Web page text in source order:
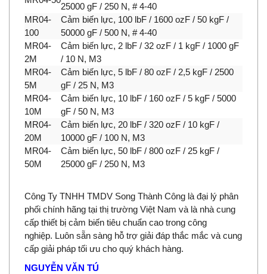
25000 gF / 250 N, # 4-40
MR04-
100
Cảm biến lực, 100 lbF / 1600 ozF / 50 kgF /
50000 gF / 500 N, # 4-40
MR04-
2M
Cảm biến lực, 2 lbF / 32 ozF / 1 kgF / 1000 gF
/ 10 N, M3
MR04-
5M
Cảm biến lực, 5 lbF / 80 ozF / 2,5 kgF / 2500
gF / 25 N, M3
MR04-
10M
Cảm biến lực, 10 lbF / 160 ozF / 5 kgF / 5000
gF / 50 N, M3
MR04-
20M
Cảm biến lực, 20 lbF / 320 ozF / 10 kgF /
10000 gF / 100 N, M3
MR04-
50M
Cảm biến lực, 50 lbF / 800 ozF / 25 kgF /
25000 gF / 250 N, M3
Công Ty TNHH TMDV Song Thành Công là đại lý phân
phối chính hãng tại thị trường Việt Nam và là nhà cung
cấp thiết bị cảm biến tiêu chuẩn cao trong công
nghiệp. Luôn sẵn sàng hỗ trợ giải đáp thắc mắc và cung
cấp giải pháp tối ưu cho quý khách hàng.
NGUYỄN VĂN TÚ